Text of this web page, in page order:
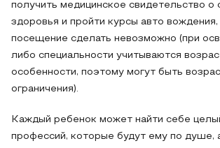
получить медицинское свидетельство о
здоровья и пройти курсы авто вождения,
посещение сделать невозможно (при
либо специальности учитываются
особенности, поэтому могут быть
ограничения).
Каждый ребенок может найти себе
профессий, которые будут ему по душе,